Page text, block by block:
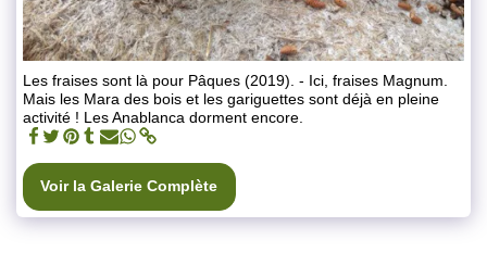
Les fraises sont là pour Pâques (2019). - Ici, fraises Magnum.
Mais les Mara des bois et les gariguettes sont déjà en pleine
activité ! Les Anablanca dorment encore.
Voir la Galerie Complète